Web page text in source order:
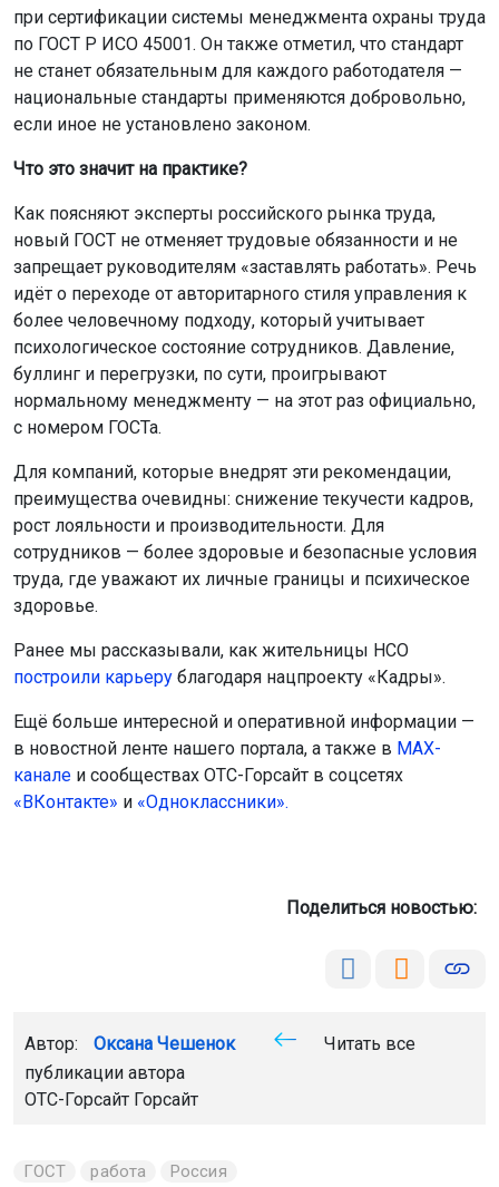
при сертификации системы менеджмента охраны труда
по ГОСТ Р ИСО 45001. Он также отметил, что стандарт
не станет обязательным для каждого работодателя —
национальные стандарты применяются добровольно,
если иное не установлено законом.
Что это значит на практике?
Как поясняют эксперты российского рынка труда,
новый ГОСТ не отменяет трудовые обязанности и не
запрещает руководителям «заставлять работать». Речь
идёт о переходе от авторитарного стиля управления к
более человечному подходу, который учитывает
психологическое состояние сотрудников. Давление,
буллинг и перегрузки, по сути, проигрывают
нормальному менеджменту — на этот раз официально,
с номером ГОСТа.
Для компаний, которые внедрят эти рекомендации,
преимущества очевидны: снижение текучести кадров,
рост лояльности и производительности. Для
сотрудников — более здоровые и безопасные условия
труда, где уважают их личные границы и психическое
здоровье.
Ранее мы рассказывали, как жительницы НСО
построили карьеру благодаря нацпроекту «Кадры».
Ещё больше интересной и оперативной информации —
в новостной ленте нашего портала, а также в МАХ-
канале и сообществах ОТС-Горсайт в соцсетях
«ВКонтакте» и «Одноклассники».
Поделиться новостью:
Автор: Оксана Чешенок
Читать все
публикации автора
ОТС-Горсайт Горсайт
ГОСТ работа Россия